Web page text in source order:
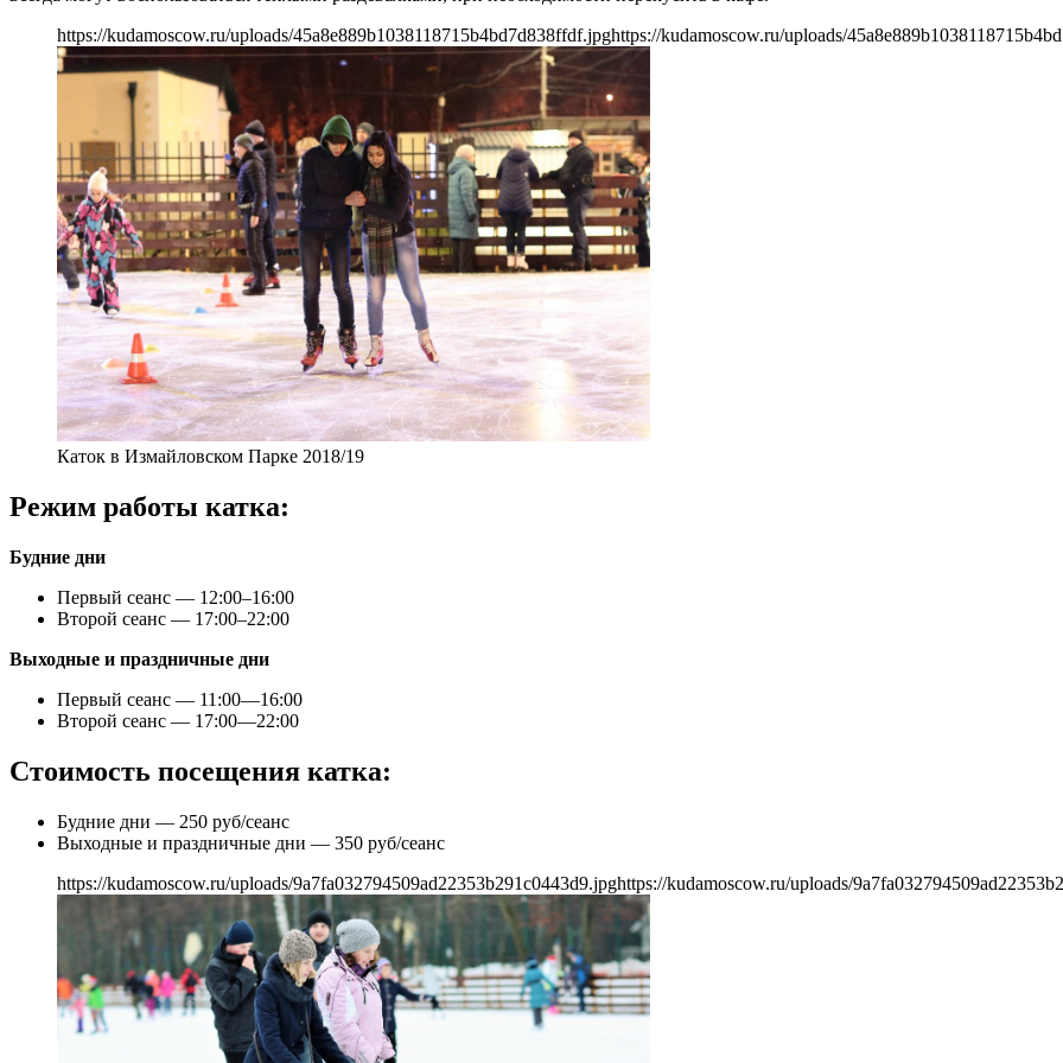
https://kudamoscow.ru/uploads/45a8e889b1038118715b4bd7d838ffdf.jpghttps://kudamoscow.ru/uploads/
Каток в Измайловском Парке 2018/19
Режим работы катка:
Будние дни
Первый сеанс — 12:00–16:00
Второй сеанс — 17:00–22:00
Выходные и праздничные дни
Первый сеанс — 11:00—16:00
Второй сеанс — 17:00—22:00
Стоимость посещения катка:
Будние дни — 250 руб/сеанс
Выходные и праздничные дни — 350 руб/сеанс
https://kudamoscow.ru/uploads/9a7fa032794509ad22353b291c0443d9.jpghttps://kudamoscow.ru/uploads/